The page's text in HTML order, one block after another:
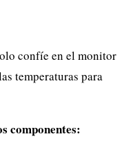
confíe en el monitor
temperaturas para
componentes: